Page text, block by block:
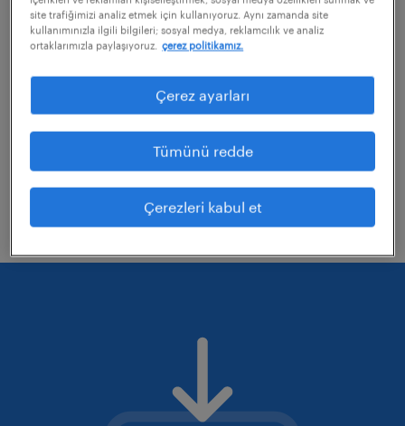
uyguladığınız bazı filtreleri kaldırmayı
değerlendirebilirsiniz
Aramanıza uzmanlık alanlarını düzelterek
tekrar deneyin.
Belirli bir konumdaki işleri mi aradınız?
Mesafeyi genişletmeyi düşünün.
site trafiğimizi analiz etmek için kullanıyoruz. Aynı zamanda site
kullanımınızla ilgili bilgileri; sosyal medya, reklamcılık ve analiz
ortaklarımızla paylaşıyoruz. çerez politikamız.
Çerez ayarları
Tümünü redde
Çerezleri kabul et